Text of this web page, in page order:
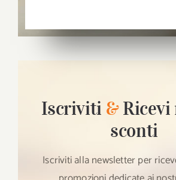
Iscriviti &Ricevi
sconti
Iscriviti alla newsletter per